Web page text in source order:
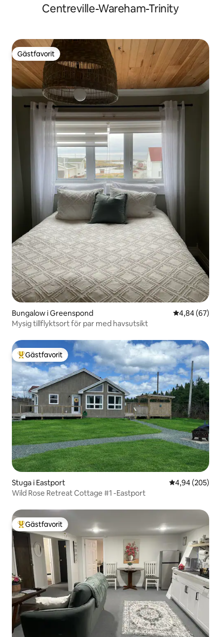
Centreville-Wareham-Trinity
Gästfavorit
Gästfavorit
Bungalow i Greenspond 4,84 av 5 i
4,84 (67)
Mysig tillflyktsort för par med havsutsikt
Populär gästfavorit
Gästfavorit
Stuga i Eastport 4,94 av 5 i
4,94 (205)
Wild Rose Retreat Cottage #1 -Eastport
Populär gästfavorit
Gästfavorit